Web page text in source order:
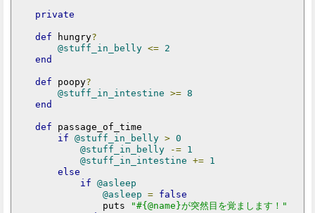
private
def hungry?
@stuff_in_belly <= 2
end
def poopy?
@stuff_in_intestine >= 8
end
def passage_of_time
if @stuff_in_belly > 0
@stuff_in_belly
-= 1
@stuff_in_intestine += 1
else
if @asleep
@asleep = false
                puts
"#{@name}が突然目を覚まします！"